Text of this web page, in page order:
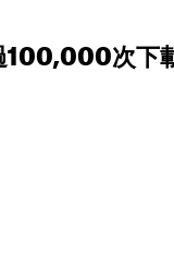
100,000次下